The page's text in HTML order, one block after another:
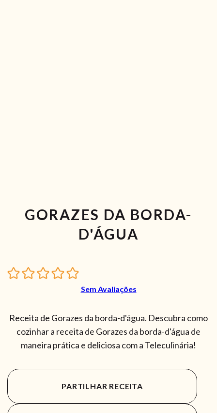
GORAZES DA BORDA-
D'ÁGUA
Sem Avaliações
Receita de Gorazes da borda-d'água. Descubra como
cozinhar a receita de Gorazes da borda-d'água de
maneira prática e deliciosa com a Teleculinária!
PARTILHAR RECEITA